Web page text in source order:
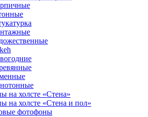
на холсте «Стена»
на холсте «Стена и пол»
фотофоны